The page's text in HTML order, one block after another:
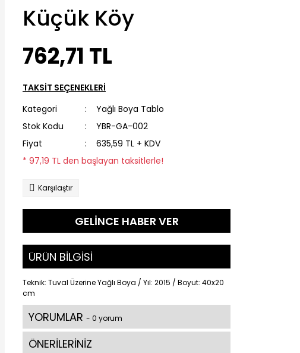
Küçük Köy
762,71 TL
TAKSİT SEÇENEKLERİ
Kategori
Yağlı Boya Tablo
Stok Kodu
YBR-GA-002
Fiyat
635,59 TL + KDV
* 97,19 TL den başlayan taksitlerle!
Karşılaştır
GELİNCE HABER VER
ÜRÜN BİLGİSİ
Teknik: Tuval Üzerine Yağlı Boya / Yıl: 2015 / Boyut: 40x20
cm
YORUMLAR - 0 yorum
ÖNERİLERİNİZ